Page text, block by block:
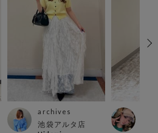
archives
池袋アルタ店